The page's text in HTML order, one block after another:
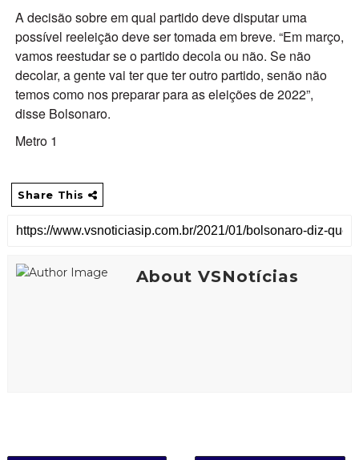
A decisão sobre em qual partido deve disputar uma
possível reeleição deve ser tomada em breve. “Em março,
vamos reestudar se o partido decola ou não. Se não
decolar, a gente vai ter que ter outro partido, senão não
temos como nos preparar para as eleições de 2022”,
disse Bolsonaro.
Metro 1
Share This
About VSNotícias